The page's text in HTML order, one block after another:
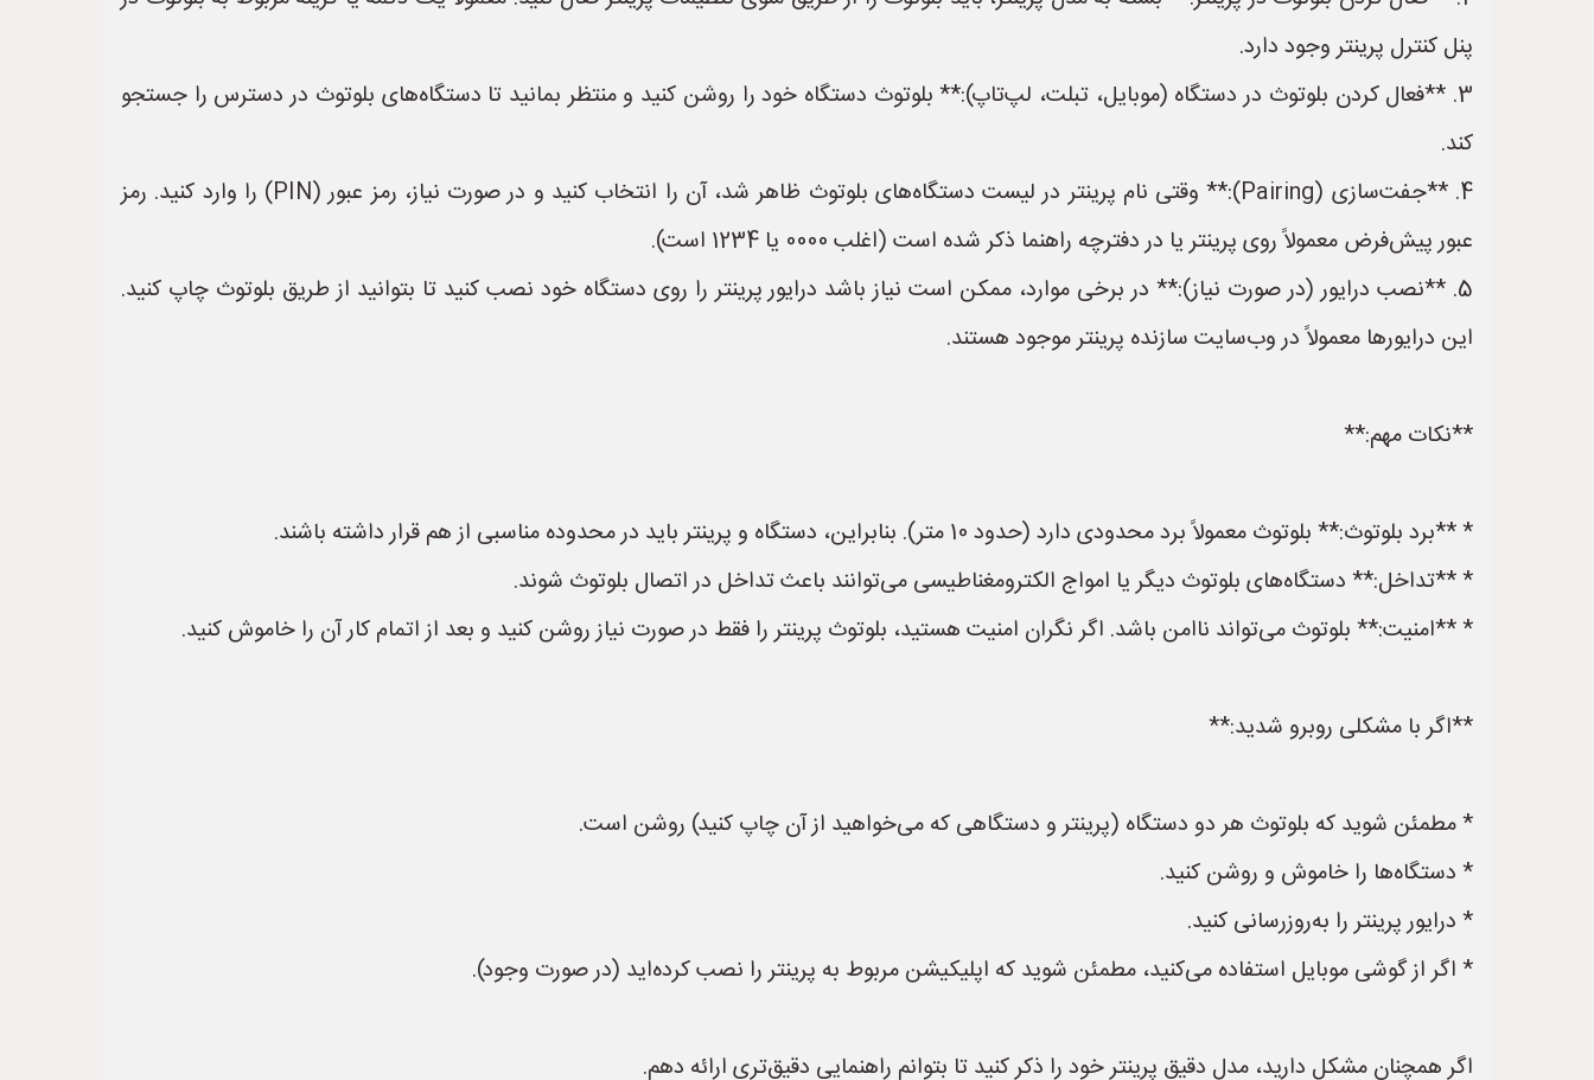
پنل کنترل پرینتر وجود دارد.
3. **فعال کردن بلوتوث در دستگاه (موبایل، تبلت، لپ‌تاپ):** بلوتوث دستگاه خود را روشن کنید و منتظر بمانید تا دستگاه‌های بلوتوث در دسترس را جستجو
کند.
4. **جفت‌سازی (Pairing):** وقتی نام پرینتر در لیست دستگاه‌های بلوتوث ظاهر شد، آن را انتخاب کنید و در صورت نیاز، رمز عبور (PIN) را وارد کنید. رمز
عبور پیش‌فرض معمولاً روی پرینتر یا در دفترچه راهنما ذکر شده است (اغلب 0000 یا 1234 است).
5. **نصب درایور (در صورت نیاز):** در برخی موارد، ممکن است نیاز باشد درایور پرینتر را روی دستگاه خود نصب کنید تا بتوانید از طریق بلوتوث چاپ کنید.
این درایورها معمولاً در وب‌سایت سازنده پرینتر موجود هستند.
**نکات مهم:**
* **برد بلوتوث:** بلوتوث معمولاً برد محدودی دارد (حدود 10 متر). بنابراین، دستگاه و پرینتر باید در محدوده مناسبی از هم قرار داشته باشند.
* **تداخل:** دستگاه‌های بلوتوث دیگر یا امواج الکترومغناطیسی می‌توانند باعث تداخل در اتصال بلوتوث شوند.
* **امنیت:** بلوتوث می‌تواند ناامن باشد. اگر نگران امنیت هستید، بلوتوث پرینتر را فقط در صورت نیاز روشن کنید و بعد از اتمام کار آن را خاموش کنید.
**اگر با مشکلی روبرو شدید:**
* مطمئن شوید که بلوتوث هر دو دستگاه (پرینتر و دستگاهی که می‌خواهید از آن چاپ کنید) روشن است.
* دستگاه‌ها را خاموش و روشن کنید.
* درایور پرینتر را به‌روزرسانی کنید.
* اگر از گوشی موبایل استفاده می‌کنید، مطمئن شوید که اپلیکیشن مربوط به پرینتر را نصب کرده‌اید (در صورت وجود).
اگر همچنان مشکل دارید، مدل دقیق پرینتر خود را ذکر کنید تا بتوانم راهنمایی دقیق‌تری ارائه دهم.